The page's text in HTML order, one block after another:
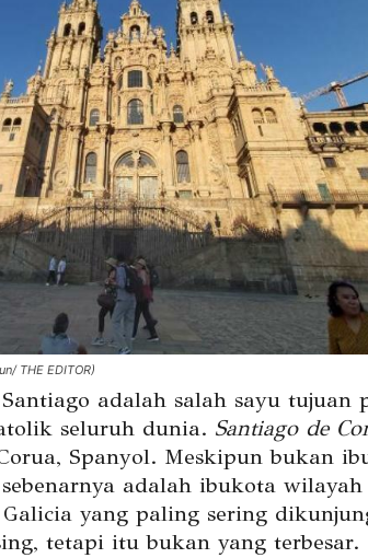
THE EDITOR)
adalah salah sayu tujuan
seluruh dunia. Santiago de
Spanyol. Meskipun bukan
adalah ibukota wilayah
yang paling sering
tetapi itu bukan yang terbesar.